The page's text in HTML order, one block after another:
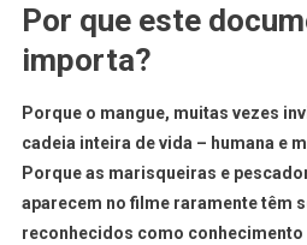
Por que este
importa?
Porque o mangue, muitas vezes
cadeia inteira de vida – humana e
Porque as marisqueiras e
aparecem no filme raramente têm
reconhecidos como conhecimento